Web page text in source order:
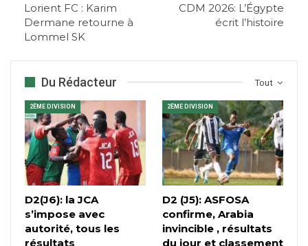
Lorient FC : Karim
Dermane retourne à
Lommel SK
CDM 2026: L’Égypte
écrit l’histoire
Tout
Du Rédacteur
2ÈME DIVISION
D2(J6): la JCA
s’impose avec
autorité, tous les
résultats
2ÈME DIVISION
D2 (J5): ASFOSA
confirme, Arabia
invincible , résultats
du jour et classement